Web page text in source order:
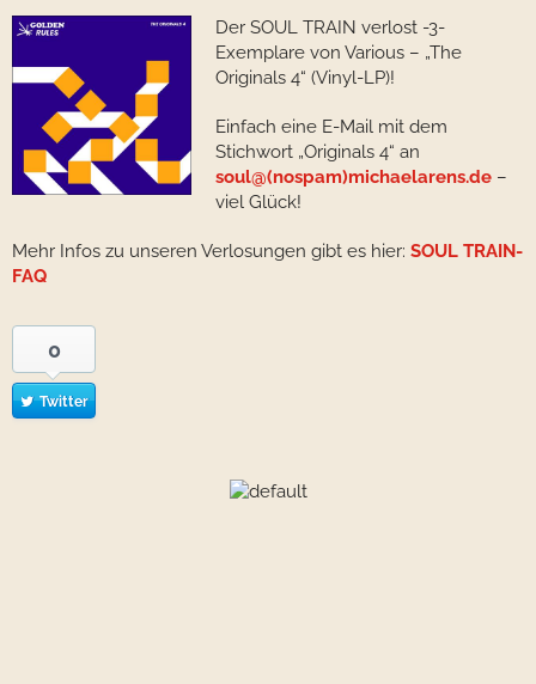
Der SOUL TRAIN verlost -3-
Exemplare von Various – „The
Originals 4“ (Vinyl-LP)!
Einfach eine E-Mail mit dem
Stichwort „Originals 4“ an
soul@(nospam)michaelarens.de –
viel Glück!
Mehr Infos zu unseren Verlosungen gibt es hier: SOUL TRAIN-
FAQ
0
Twitter